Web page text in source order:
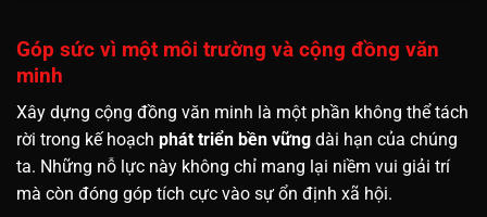
Góp sức vì một môi trường và cộng đồng văn
minh
Xây dựng cộng đồng văn minh là một phần không thể tách
rời trong kế hoạch phát triển bền vững dài hạn của chúng
ta. Những nỗ lực này không chỉ mang lại niềm vui giải trí
mà còn đóng góp tích cực vào sự ổn định xã hội.